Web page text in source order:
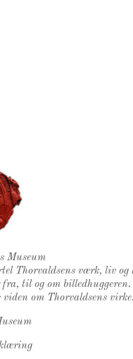
Museum
Thorvaldsens værk, liv og
til og om billedhuggeren.
om Thorvaldsens virke.